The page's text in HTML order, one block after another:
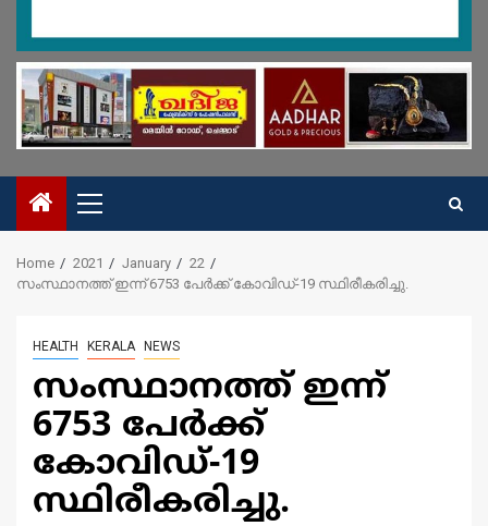
Primary
Menu
Home 2021 January
22
സംസ്ഥാനത്ത് ഇന്ന് 6753 പേര്‍ക്ക് കോവിഡ്-19 സ്ഥിരീകരിച്ചു.
HEALTH KERALA NEWS
സംസ്ഥാനത്ത് ഇന്ന്
6753 പേര്‍ക്ക്
കോവിഡ്-19
സ്ഥിരീകരിച്ചു.